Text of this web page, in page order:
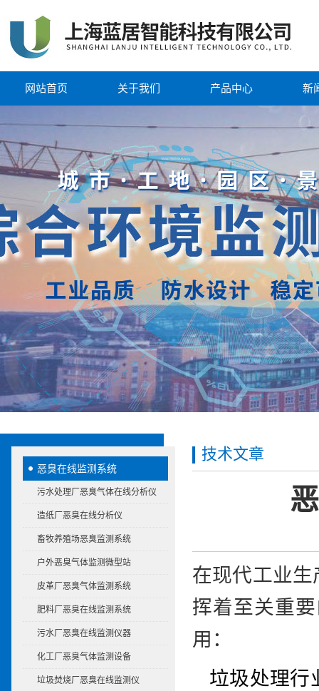
网站首页 关于我们 产品中心 新
恶臭在线监测系统
污水处理厂恶臭气体在线分析仪
造纸厂恶臭在线分析仪
畜牧养殖场恶臭监测系统
户外恶臭气体监测微型站
皮革厂恶臭气体监测系统
肥料厂恶臭在线监测系统
污水厂恶臭在线监测仪器
化工厂恶臭气体监测设备
垃圾焚烧厂恶臭在线监测仪
技术文章
在现代工业
挥着至关重
用：
垃圾处理行